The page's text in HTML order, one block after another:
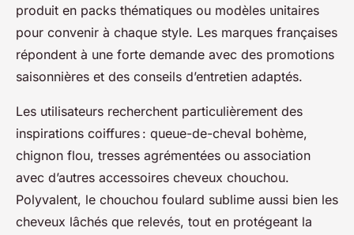
produit en packs thématiques ou modèles unitaires
pour convenir à chaque style. Les marques françaises
répondent à une forte demande avec des promotions
saisonnières et des conseils d’entretien adaptés.
Les utilisateurs recherchent particulièrement des
inspirations coiffures : queue-de-cheval bohème,
chignon flou, tresses agrémentées ou association
avec d’autres accessoires cheveux chouchou.
Polyvalent, le chouchou foulard sublime aussi bien les
cheveux lâchés que relevés, tout en protégeant la